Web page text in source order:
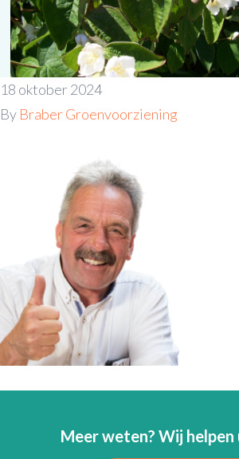
18 oktober 2024
By Braber Groenvoorziening
Meer weten? Wij helpen